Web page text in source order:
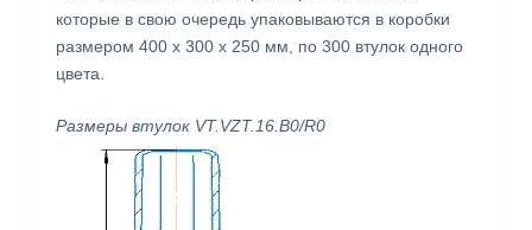
которые в свою очередь упаковываются в коробки
размером 400 х 300 х 250 мм, по 300 втулок одного
цвета.
Размеры втулок VT.VZT.16.B0/R0